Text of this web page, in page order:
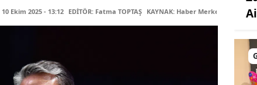
10 Ekim 2025 - 13:12 EDİTÖR: Fatma TOPTAŞ KAYNAK: Haber Merkezi